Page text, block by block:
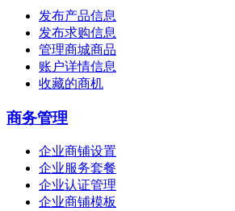
发布产品信息
发布求购信息
管理商城商品
账户详情信息
收藏的商机
商务管理
企业商铺设置
企业服务套餐
企业认证管理
企业商铺模板